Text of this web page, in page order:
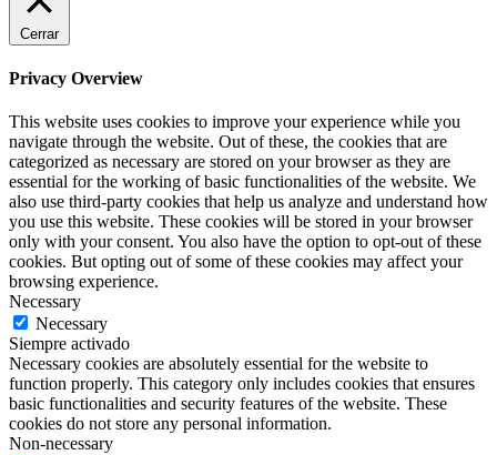
Cerrar
Privacy Overview
This website uses cookies to improve your experience while you
navigate through the website. Out of these, the cookies that are
categorized as necessary are stored on your browser as they are
essential for the working of basic functionalities of the website. We
also use third-party cookies that help us analyze and understand how
you use this website. These cookies will be stored in your browser
only with your consent. You also have the option to opt-out of these
cookies. But opting out of some of these cookies may affect your
browsing experience.
Necessary
Necessary
Siempre activado
Necessary cookies are absolutely essential for the website to
function properly. This category only includes cookies that ensures
basic functionalities and security features of the website. These
cookies do not store any personal information.
Non-necessary